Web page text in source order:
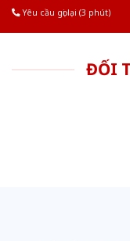
Yêu cầu gọi lại (3 phút)
ĐỐI